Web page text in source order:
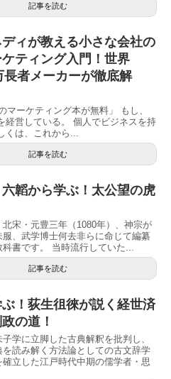
記事を読む
ィが教える小さな会社の
ティング入門！世界
長者メーカーが徹底解
マーケティング本が無料」 もし、
経営している。 個人でビジネスを持
くは、これから...
記事を読む
韜から学ぶ！太公望の虎
宋・元豊三年（1080年）、神宗が
服、武学博士何去非らに命じて編纂
書です。 当時流行していた...
記事を読む
！荻生徂徠が説く経世済
の道！
学に立脚した古典解釈を批判し、
読み解く方法論としての古文辞学
確立した江戸時代中期の儒学者・思